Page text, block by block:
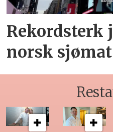
Rekordsterk
norsk sjømat